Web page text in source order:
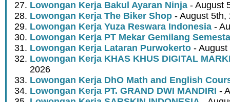
Lowongan Kerja Bakul Ayaran Ninja - August
Lowongan Kerja The Biker Shop - August 5th,
Lowongan Kerja Yuza Reswara Indonesia -
Lowongan Kerja PT Mekar Gemilang Semesta
Lowongan Kerja Lataran Purwokerto -
Lowongan Kerja KHAS KHUS DIGITAL
2026
Lowongan Kerja DhO Math and English
Lowongan Kerja PT. GRAND DWI MANDIRI -